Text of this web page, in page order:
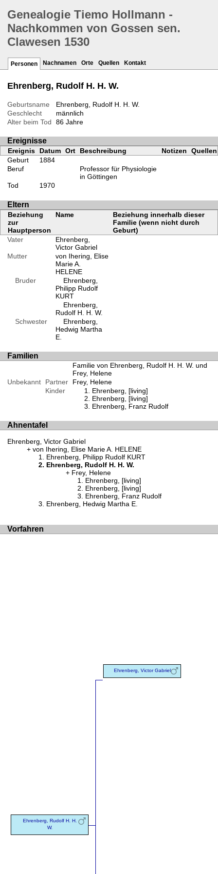
Genealogie Tiemo Hollmann -
Nachkommen von Gossen sen.
Clawesen 1530
Personen Nachnamen Orte Quellen Kontakt
Ehrenberg, Rudolf H. H. W.
Geburtsname
Ehrenberg, Rudolf H. H. W.
Geschlecht
männlich
Alter beim Tod
86 Jahre
Ereignisse
Ereignis Datum Ort Beschreibung Notizen
Quellen
Geburt
1884
Beruf
Professor für Physiologie
in Göttingen
Tod
1970
Eltern
Beziehung
zur
Hauptperson
Name
Beziehung innerhalb dieser
Familie (wenn nicht durch
Geburt)
Vater
Ehrenberg,
Victor Gabriel
Mutter
von Ihering, Elise
Marie A.
HELENE
Bruder
Ehrenberg,
Philipp Rudolf
KURT
Ehrenberg,
Rudolf H. H. W.
Schwester
Ehrenberg,
Hedwig Martha
E.
Familien
Familie von Ehrenberg, Rudolf H. H. W. und
Frey, Helene
Unbekannt
Partner
Frey, Helene
Kinder
Ehrenberg, [living]
Ehrenberg, [living]
Ehrenberg, Franz Rudolf
Ahnentafel
Ehrenberg, Victor Gabriel
von Ihering, Elise Marie A. HELENE
Ehrenberg, Philipp Rudolf KURT
Ehrenberg, Rudolf H. H. W.
Frey, Helene
Ehrenberg, [living]
Ehrenberg, [living]
Ehrenberg, Franz Rudolf
Ehrenberg, Hedwig Martha E.
Vorfahren
Ehrenberg, Rudolf H. H.
W.
Ehrenberg, Victor Gabriel